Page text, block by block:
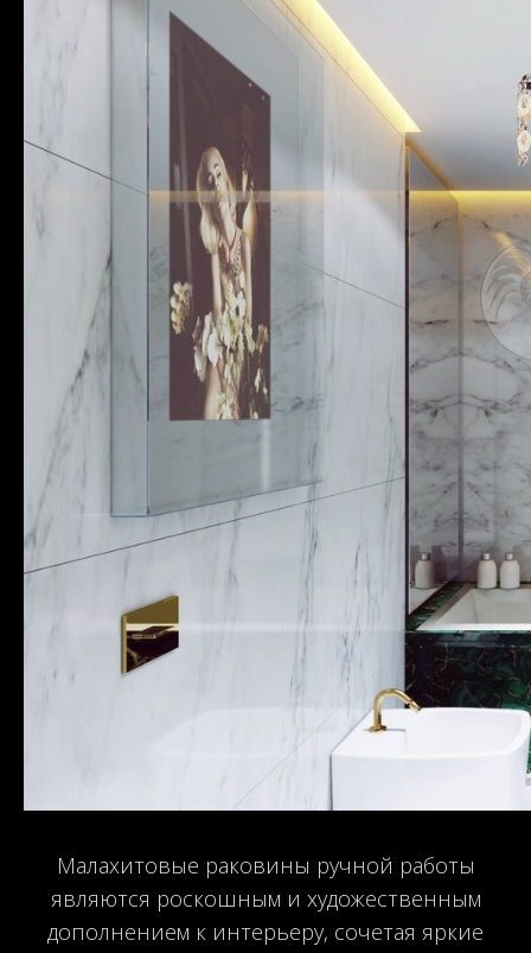
Малахитовые раковины ручной работы
являются роскошным и художественным
дополнением к интерьеру, сочетая яркие